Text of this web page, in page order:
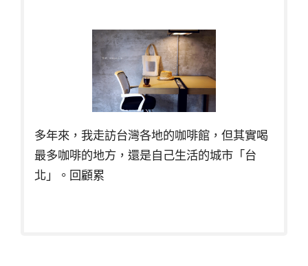
多年來，我走訪台灣各地的咖啡館，但其實喝
最多咖啡的地方，還是自己生活的城市「台
北」。回顧累